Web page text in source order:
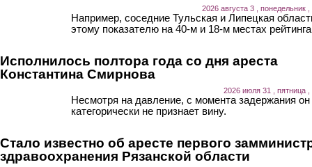
2026 августа 3 , понедельник ,
Например, соседние Тульская и Липецкая
этому показателю на 40-м и 18-м местах
Исполнилось полтора года со дня ареста
Константина Смирнова
2026 июля 31 , пятница ,
Несмотря на давление, с момента задержания он
категорически не признает вину.
Стало известно об аресте первого
здравоохранения Рязанской области